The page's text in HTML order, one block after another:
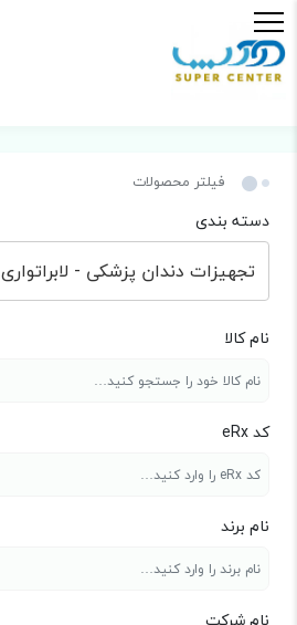
فیلتر محصولات
دسته بندی
تجهیزات دندان پزشکی - لابراتواری
نام کالا
کد eRx
نام برند